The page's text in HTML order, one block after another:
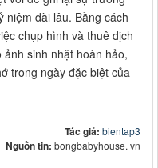
niệm dài lâu. Bằng cách
chụp hình và thuê dịch
sinh nhật hoàn hảo,
trong ngày đặc biệt của
Tác giả: bientap3
Nguồn tin: bongbabyhouse. vn